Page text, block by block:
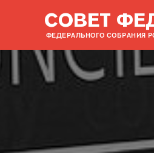
СОВЕТ
ФЕДЕРАЛЬНОГО СОБРАНИЯ